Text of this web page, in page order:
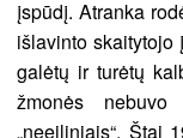
įspūdį. Atranka
išlavinto skaitytojo
galėtų ir turėtų
žmonės
„neeiliniais“. Štai